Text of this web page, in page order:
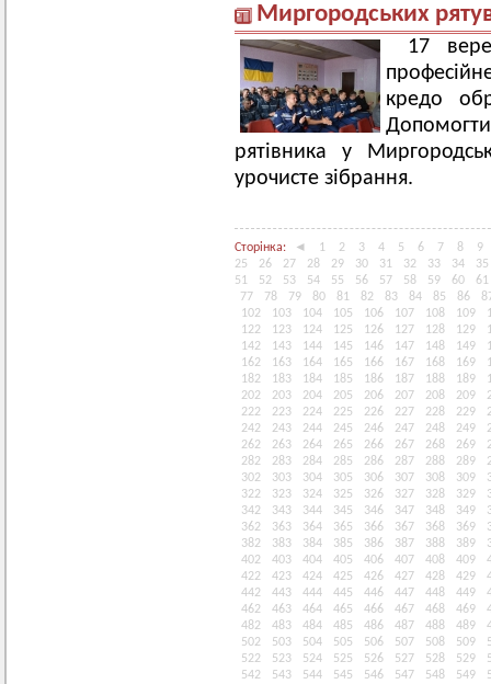
Миргородських
17
кредо
рятівника у
урочисте зібрання.
Сторінка: ◄ 1 2 3 4 5 6 7 8
9
25
26 27 28 29 30 31 32 33 34
35
51
52 53 54 55 56 57 58 59 60
61
77
78 79 80 81 82 83 84 85 86
102
103 104 105 106 107 108 109
122
123 124 125 126 127 128 129
142
143 144 145 146 147 148 149
162
163 164 165 166 167 168 169
182
183 184 185 186 187 188 189
202
203 204 205 206 207 208 209
222
223 224 225 226 227 228 229
242
243 244 245 246 247 248 249
262
263 264 265 266 267 268 269
282
283 284 285 286 287 288 289
302
303 304 305 306 307 308 309
322
323 324 325 326 327 328 329
342
343 344 345 346 347 348 349
362
363 364 365 366 367 368 369
382
383 384 385 386 387 388 389
402
403 404 405 406 407 408 409
422
423 424 425 426 427 428 429
442
443 444 445 446 447 448 449
462
463 464 465 466 467 468 469
482
483 484 485 486 487 488 489
502
503 504 505 506 507 508 509
522
523 524 525 526 527 528 529
542
543 544 545 546 547 548 549